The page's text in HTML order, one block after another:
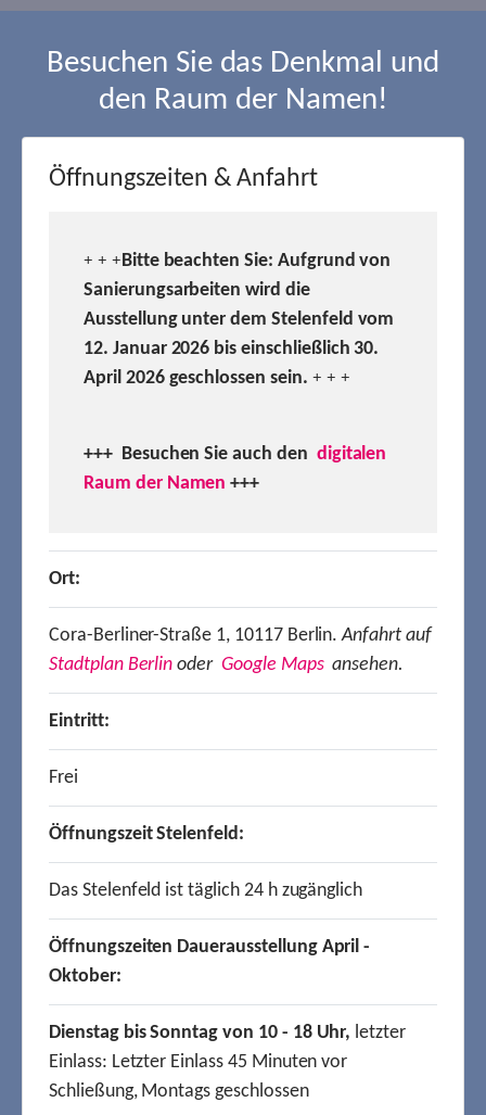
Besuchen Sie das Denkmal und
den Raum der Namen!
Öffnungszeiten & Anfahrt
+ + +Bitte beachten Sie: Aufgrund von
Sanierungsarbeiten wird die
Ausstellung unter dem Stelenfeld vom
12. Januar 2026 bis einschließlich 30.
April 2026 geschlossen sein. + + +
+++ Besuchen Sie auch den digitalen
Raum der Namen +++
Ort:
Cora-Berliner-Straße 1, 10117 Berlin.Anfahrt auf
Stadtplan Berlin oder Google Mapsansehen.
Eintritt:
Frei
Öffnungszeit Stelenfeld:
Das Stelenfeld ist täglich 24 h zugänglich
Öffnungszeiten Dauerausstellung April -
Oktober:
Dienstag bis Sonntag von 10 - 18 Uhr, letzter
Einlass: Letzter Einlass 45 Minuten vor
Schließung, Montags geschlossen